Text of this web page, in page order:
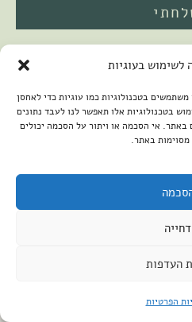
לשימוש בעוגיות
בטכנולוגיות כמו עוגיות כדי לאחסן
בטכנולוגיות אלו תאפשר לנו לעבד נתונים
באתר. אי הסכמה או ויתור על הסכמה יכולים
מסוימות באתר.
דחייה
העדפות
הפרטיות
נגישות